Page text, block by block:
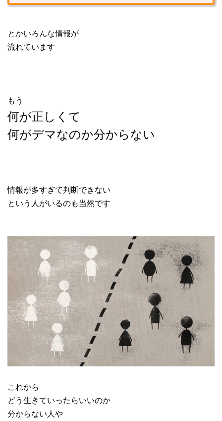
とかいろんな情報が
流れています
もう
何が正しくて
何がデマなのか分からない
情報が多すぎて判断できない
という人がいるのも当然です
これから
どう生きていったらいいのか
分からない人や